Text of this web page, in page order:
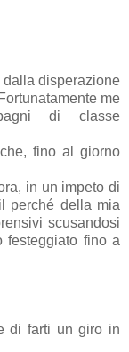
disperazione
me
di classe
fino al giorno
in un impeto di
perché della mia
scusandosi
festeggiato fino a
di farti un giro in